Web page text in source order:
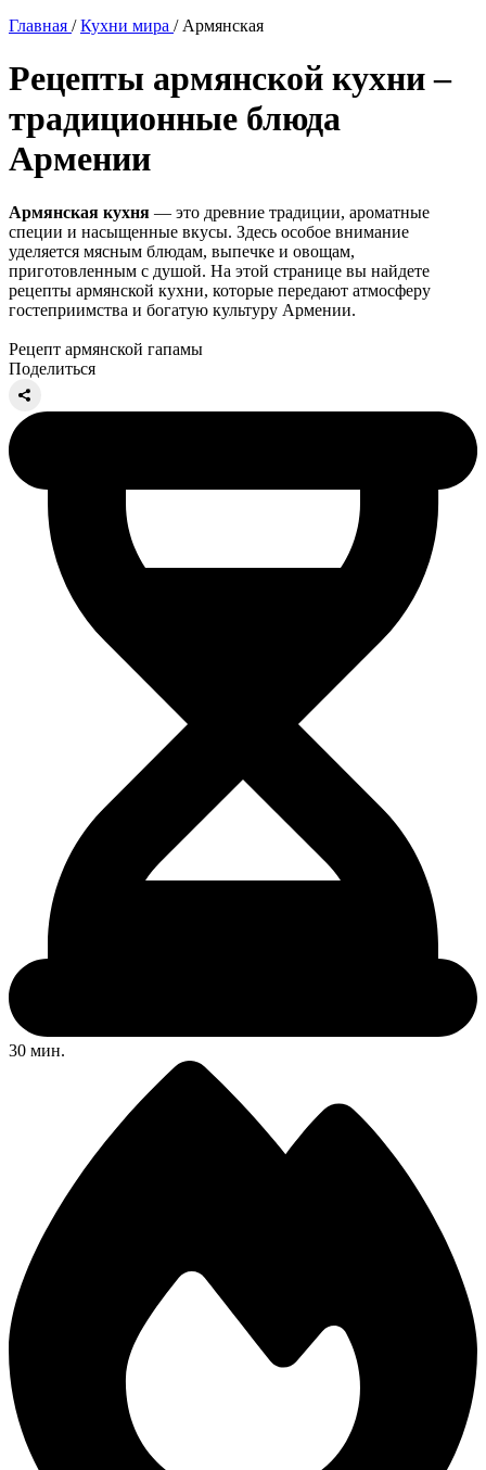
Главная /Кухни мира / Армянская
Рецепты армянской кухни –
традиционные блюда
Армении
Армянская кухня — это древние традиции, ароматные
специи и насыщенные вкусы. Здесь особое внимание
уделяется мясным блюдам, выпечке и овощам,
приготовленным с душой. На этой странице вы найдете
рецепты армянской кухни, которые передают атмосферу
гостеприимства и богатую культуру Армении.
Рецепт армянской гапамы
Поделиться
30 мин.